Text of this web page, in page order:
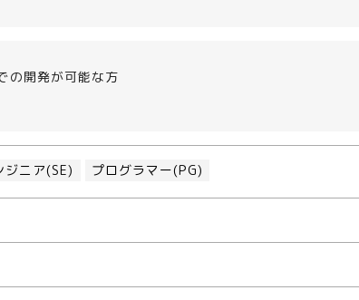
の開発が可能な方
ジニア(SE) プログラマー(PG)